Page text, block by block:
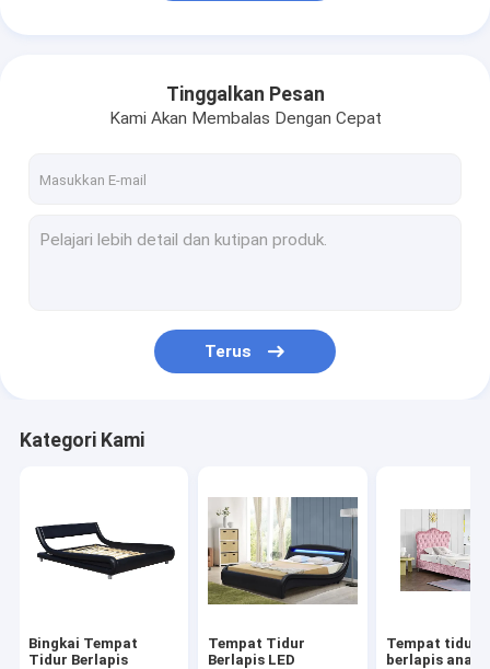
Tinggalkan Pesan
Kami Akan Membalas Dengan Cepat
Terus
Kategori Kami
Bingkai Tempat
Tidur Berlapis
Tempat Tidur
Berlapis LED
Tempat tidur
berlapis anak-